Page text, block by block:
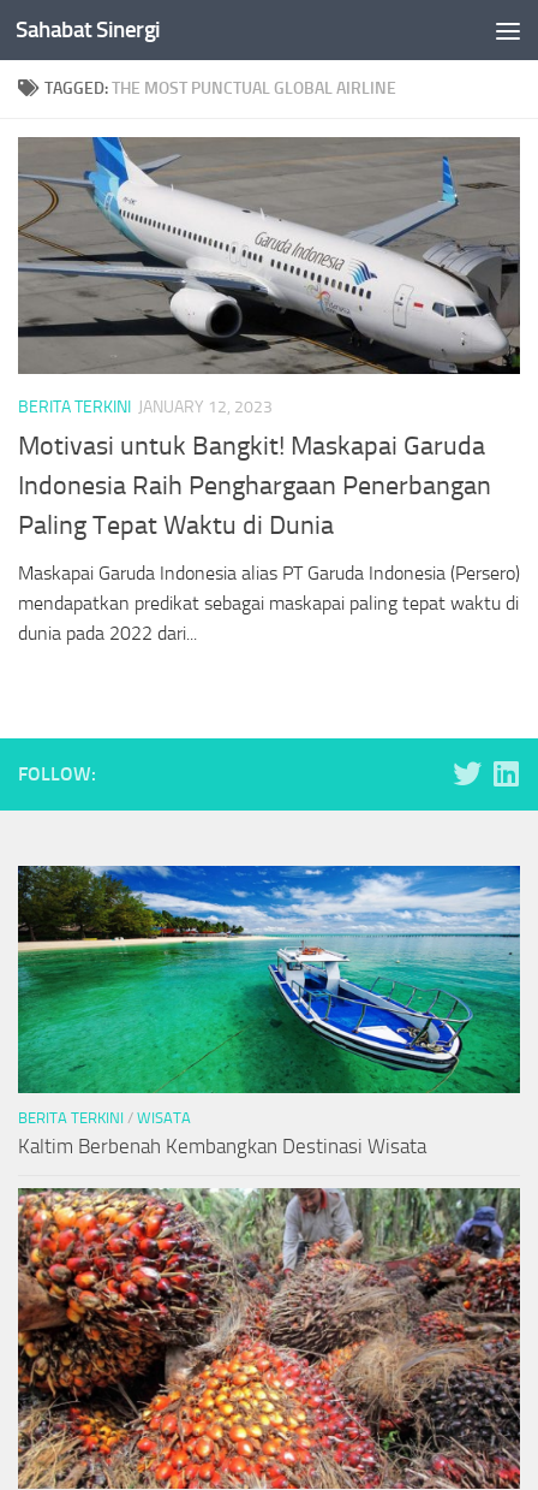
Skip to content
Sahabat Sinergi
TAGGED:THE MOST PUNCTUAL GLOBAL AIRLINE
BERITA TERKINI JANUARY 12, 2023
Motivasi untuk Bangkit! Maskapai Garuda
Indonesia Raih Penghargaan Penerbangan
Paling Tepat Waktu di Dunia
Maskapai Garuda Indonesia alias PT Garuda Indonesia (Persero)
mendapatkan predikat sebagai maskapai paling tepat waktu di
dunia pada 2022 dari...
FOLLOW:
BERITA TERKINI / WISATA
Kaltim Berbenah Kembangkan Destinasi Wisata